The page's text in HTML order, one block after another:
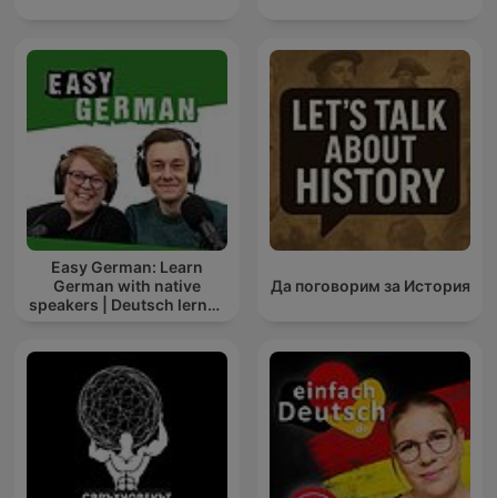
Easy German: Learn
German with native
speakers | Deutsch lernen
Да поговорим за История